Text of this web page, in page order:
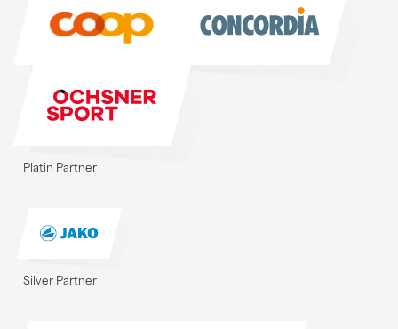
Platin Partner
Silver Partner